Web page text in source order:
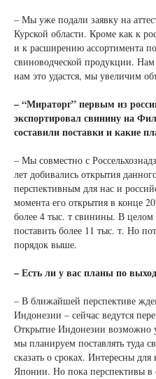
– Мы уже подали заявку на
Курской области. Кроме как к
и к расширению ассортимента
свиноводческой продукции.
нам это удастся, мы увеличим
– “Мираторг” первым из
экспортировал свинину на
составили поставки и какие
– Мы совместно с
лет добивались открытия
перспективным для нас и
момента его открытия в конце
более 4 тыс. т свинины. В целом
поставить более 11 тыс. т. Но
порядок выше.
– Есть ли у вас планы по
– В ближайшей перспективе
Индонезии – сейчас ведутся
Открытие Индонезии
мы планируем поставлять туда
сказать о сроках. Интересны
Японии. Но пока перспективы